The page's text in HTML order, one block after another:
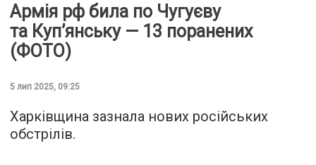
Армія рф била по Чугуєву
та Куп’янську — 13 поранених
(ФОТО)
5 лип 2025, 09:25
Харківщина зазнала нових російських
обстрілів.